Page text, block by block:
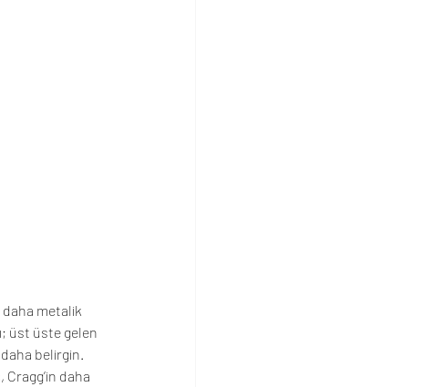
daha metalik
üst üste gelen
belirgin.
daha